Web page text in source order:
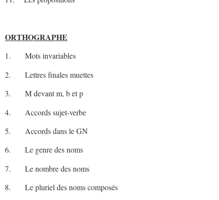
ORTHOGRAPHE
1. Mots invariables
2. Lettres finales muettes
3. M devant m, b et p
4. Accords sujet-verbe
5. Accords dans le GN
6. Le genre des noms
7. Le nombre des noms
8. Le pluriel des noms composés